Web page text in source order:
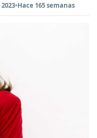
•Hace 165 semanas